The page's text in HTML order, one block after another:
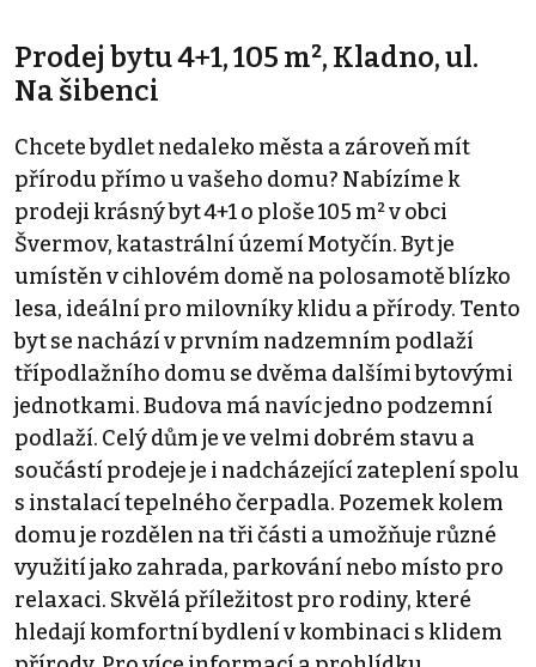
Prodej bytu 4+1, 105 m², Kladno, ul.
Na šibenci
Chcete bydlet nedaleko města a zároveň mít
přírodu přímo u vašeho domu? Nabízíme k
prodeji krásný byt 4+1 o ploše 105 m² v obci
Švermov, katastrální území Motyčín. Byt je
umístěn v cihlovém domě na polosamotě blízko
lesa, ideální pro milovníky klidu a přírody. Tento
byt se nachází v prvním nadzemním podlaží
třípodlažního domu se dvěma dalšími bytovými
jednotkami. Budova má navíc jedno podzemní
podlaží. Celý dům je ve velmi dobrém stavu a
součástí prodeje je i nadcházející zateplení spolu
s instalací tepelného čerpadla. Pozemek kolem
domu je rozdělen na tři části a umožňuje různé
využití jako zahrada, parkování nebo místo pro
relaxaci. Skvělá příležitost pro rodiny, které
hledají komfortní bydlení v kombinaci s klidem